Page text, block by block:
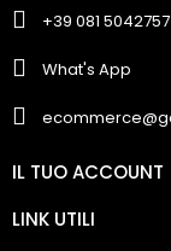
+39 081 5042757
What's App
IL TUO ACCOUNT
LINK UTILI